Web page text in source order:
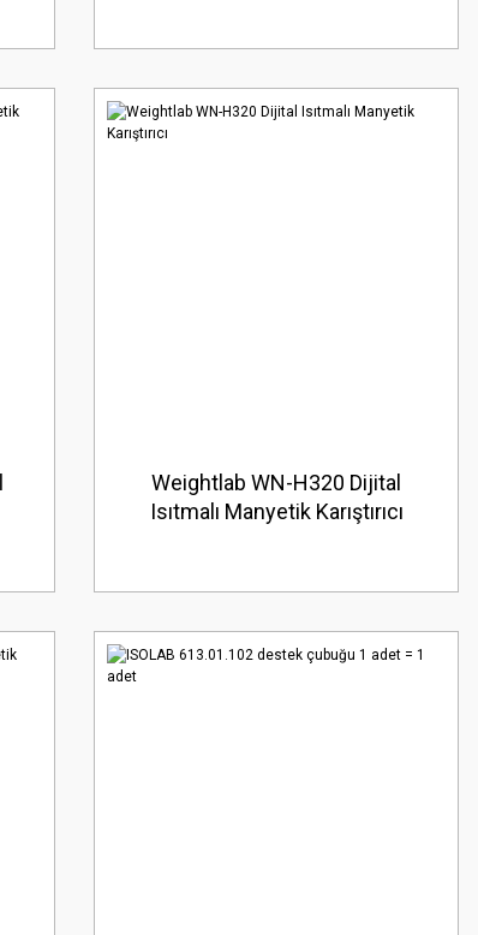
Weightlab WN-H320 Dijital
Isıtmalı Manyetik Karıştırıcı